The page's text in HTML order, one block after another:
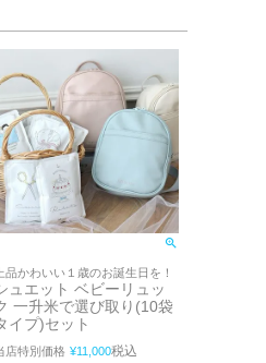
品かわいい１歳のお誕生日を！
ュエット ベビーリュッ
一升米で選び取り(10袋
イプ)セット
店特別価格 ¥11,000税込